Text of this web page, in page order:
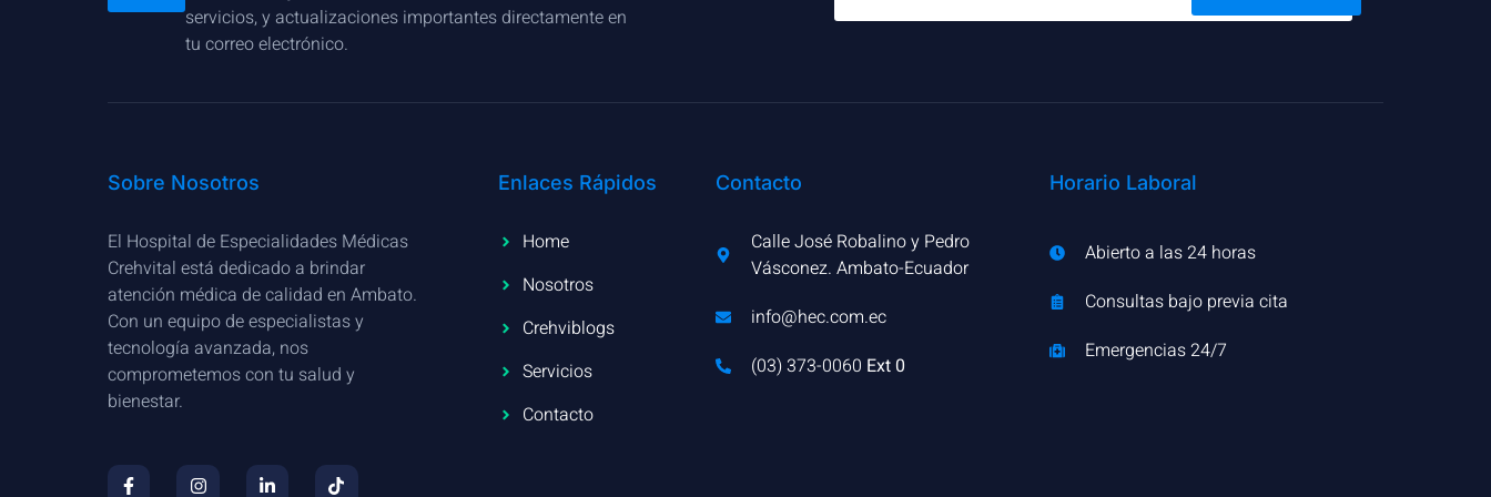
servicios, y actualizaciones importantes directamente en
tu correo electrónico.
Sobre Nosotros
El Hospital de Especialidades Médicas
Crehvital está dedicado a brindar
atención médica de calidad en Ambato.
Con un equipo de especialistas y
tecnología avanzada, nos
comprometemos con tu salud y
bienestar.
Enlaces Rápidos
Home
Nosotros
Crehviblogs
Servicios
Contacto
Contacto
Calle José Robalino y Pedro
Vásconez. Ambato-Ecuador
info@hec.com.ec
(03) 373-0060​ Ext 0
Horario Laboral
Abierto a las 24 horas
Consultas bajo previa cita
Emergencias 24/7